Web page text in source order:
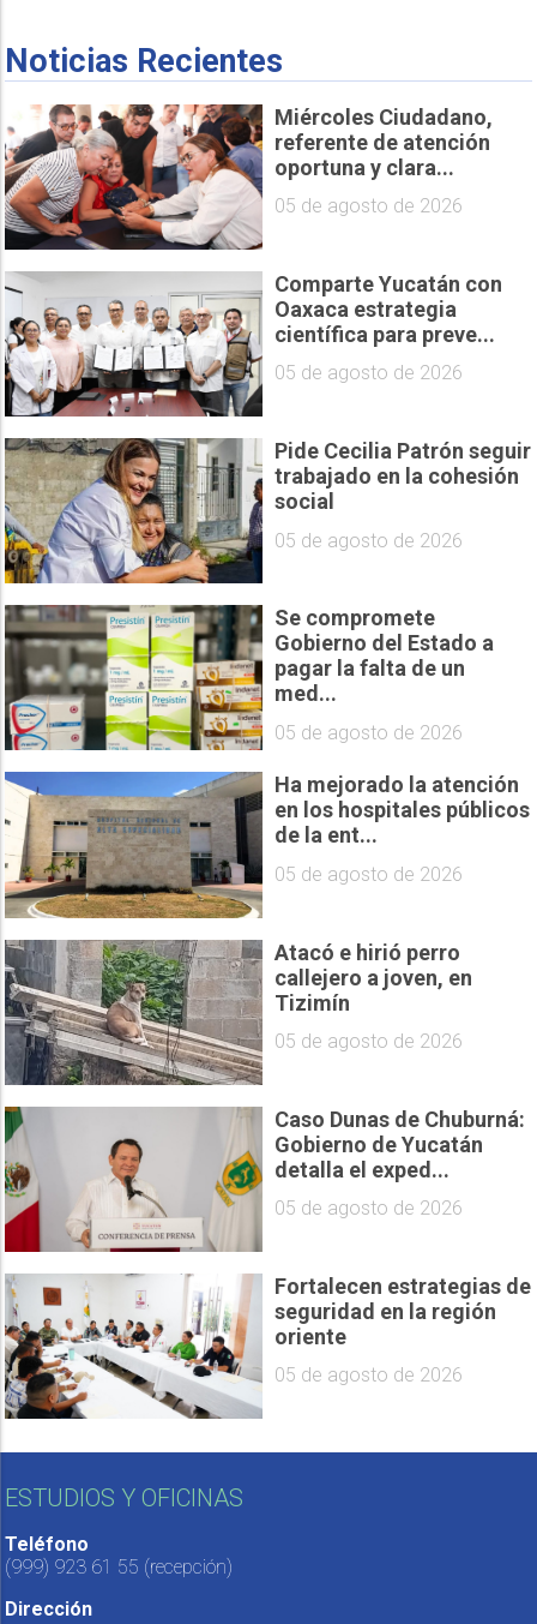
Noticias Recientes
Miércoles Ciudadano,
referente de atención
oportuna y clara...
05 de agosto de 2026
Comparte Yucatán con
Oaxaca estrategia
científica para preve...
05 de agosto de 2026
Pide Cecilia Patrón seguir
trabajado en la cohesión
social
05 de agosto de 2026
Se compromete
Gobierno del Estado a
pagar la falta de un
med...
05 de agosto de 2026
Ha mejorado la atención
en los hospitales públicos
de la ent...
05 de agosto de 2026
Atacó e hirió perro
callejero a joven, en
Tizimín
05 de agosto de 2026
Caso Dunas de Chuburná:
Gobierno de Yucatán
detalla el exped...
05 de agosto de 2026
Fortalecen estrategias de
seguridad en la región
oriente
05 de agosto de 2026
ESTUDIOS Y OFICINAS
Teléfono
(999) 923 61 55 (recepción)
Dirección